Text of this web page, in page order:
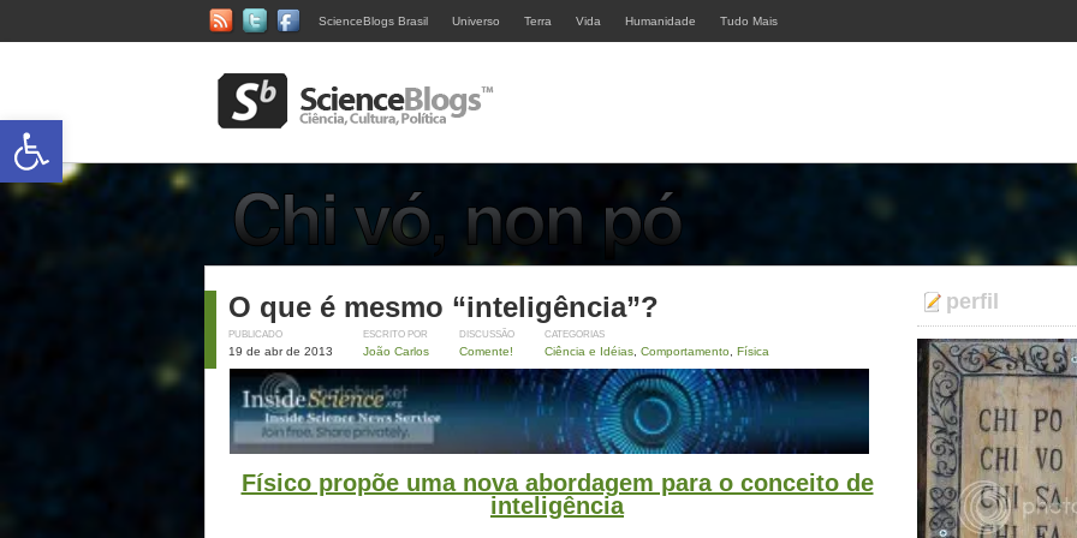
ScienceBlogs Brasil Universo Terra Vida Humanidade Tudo Mais
O que é mesmo “inteligência”?
PUBLICADO
19 de abr de 2013
ESCRITO POR
João Carlos
DISCUSSÃO
Comente!
CATEGORIAS
Ciência e Idéias Comportamento Física
Físico propõe uma nova abordagem para o conceito de
inteligência
perfil
Abrir a barra de ferramentas